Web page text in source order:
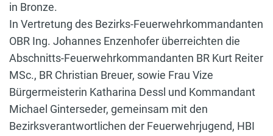
in Bronze.
In Vertretung des Bezirks-Feuerwehrkommandanten
OBR Ing. Johannes Enzenhofer überreichten die
Abschnitts-Feuerwehrkommandanten BR Kurt Reiter
MSc., BR Christian Breuer, sowie Frau Vize
Bürgermeisterin Katharina Dessl und Kommandant
Michael Ginterseder, gemeinsam mit den
Bezirksverantwortlichen der Feuerwehrjugend, HBI